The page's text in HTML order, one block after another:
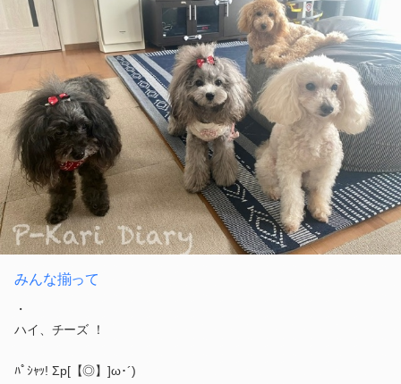
みんな揃って
・
ハイ、チーズ ！
ﾊﾟｼｬｯ! Σp[【◎】]ω･´)